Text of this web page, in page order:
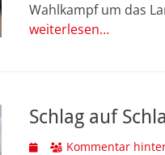
Wahlkampf um das
weiterlesen…
Schlag auf
VeröffentlichtKommentar